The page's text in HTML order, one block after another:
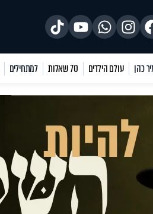
כהן עולם הילדים 70 שאלות למתחילים